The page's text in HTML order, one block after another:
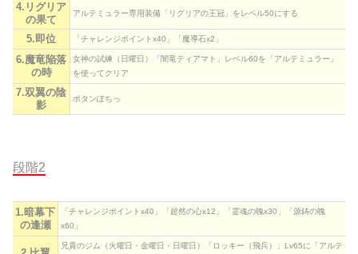
4.リグリア
の果て
アルテミュラー専用装備「リグリアの王冠」をレベル50にする
5.即位 「チャレンジポイントx40」「魔導石x2」
6.魔竜陥落
の時
女神の試練（日曜日）「闇竜ティアマト」レベル60を「アルテミュラー」
を使ってクリア
7.双翼の陰
影
ボタンぽちっ
段階2
1.暗幕下
の逢瀬
「チャレンジポイントx40」「超然の心x12」「霊魂の魄x30」「源鋳の魄
x60」
兄貴のジム（火曜日・金曜日・日曜日）「ロッキー（飛兵）」Lv65に「アルテ